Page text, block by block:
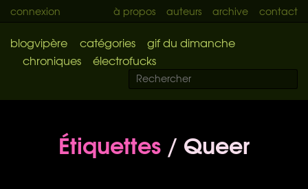
connexion à propos auteurs archive contact
blogvipère catégories
gif du dimanche
chroniques
électrofucks
Étiquettes / Queer